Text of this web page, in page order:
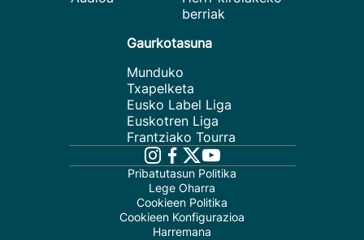
berriak
Gaurkotasuna
Munduko
Txapelketa
Eusko Label Liga
Euskotren Liga
Frantziako Tourra
Pribatutasun Politika
Lege Oharra
Cookieen Politika
Cookieen Konfigurazioa
Harremana